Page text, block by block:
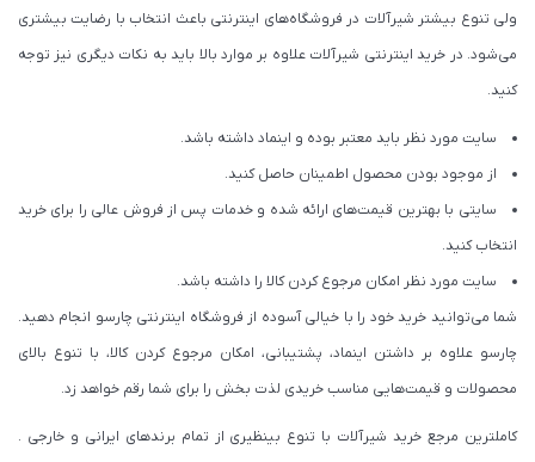
ولی تنوع بیشتر شیرآلات در فروشگاه‌های اینترنتی باعث انتخاب با رضایت بیشتری
می‌شود. در خرید اینترنتی شیرآلات علاوه بر موارد بالا باید به نکات دیگری نیز توجه
کنید.
سایت مورد نظر باید معتبر بوده و اینماد داشته باشد.
از موجود بودن محصول اطمینان حاصل کنید.
سایتی با بهترین قیمت‌های ارائه شده و خدمات پس از فروش عالی را برای خرید
انتخاب کنید.
سایت مورد نظر امکان مرجوع کردن کالا را داشته باشد.
شما می‌توانید خرید خود را با خیالی آسوده از فروشگاه اینترنتی چارسو انجام دهید.
چارسو علاوه بر داشتن اینماد، پشتیبانی، امکان مرجوع کردن کالا، با تنوع بالای
محصولات و قیمت‌هایی مناسب خریدی لذت بخش را برای شما رقم خواهد زد.
کاملترین مرجع خرید شیرآلات با تنوع بینظیری از تمام برندهای ایرانی و خارجی .